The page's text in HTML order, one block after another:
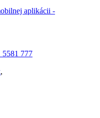
aplikácii -
5581 777
,